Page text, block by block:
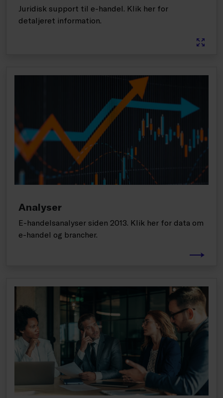
Juridisk support til e-handel. Klik her for
detaljeret information.
Analyser
E-handelsanalyser siden 2013. Klik her for data om
e-handel og brancher.